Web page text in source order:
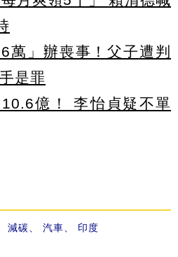
萬」辦喪事！父子遭判
是罪
億！ 李怡貞疑不單
減碳、 汽車、 印度